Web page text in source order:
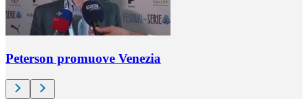
Peterson promuove Venezia